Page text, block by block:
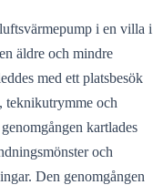
i en villa i
äldre och mindre
med ett platsbesök
teknikutrymme och
kartlades
och
Den genomgången